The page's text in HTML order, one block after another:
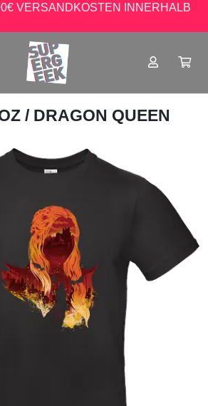
VERSANDKOSTEN INNERHALB
/ DRAGON QUEEN